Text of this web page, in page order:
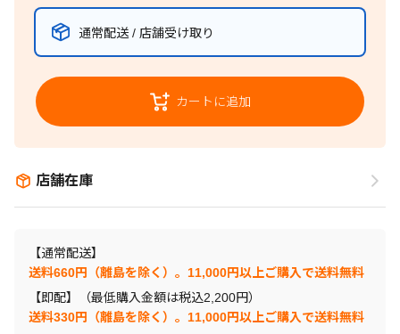
通常配送 / 店舗受け取り
カートに追加
店舗在庫
【通常配送】
送料660円（離島を除く）。11,000円以上ご購入で送料無料
【即配】（最低購入金額は税込2,200円）
送料330円（離島を除く）。11,000円以上ご購入で送料無料